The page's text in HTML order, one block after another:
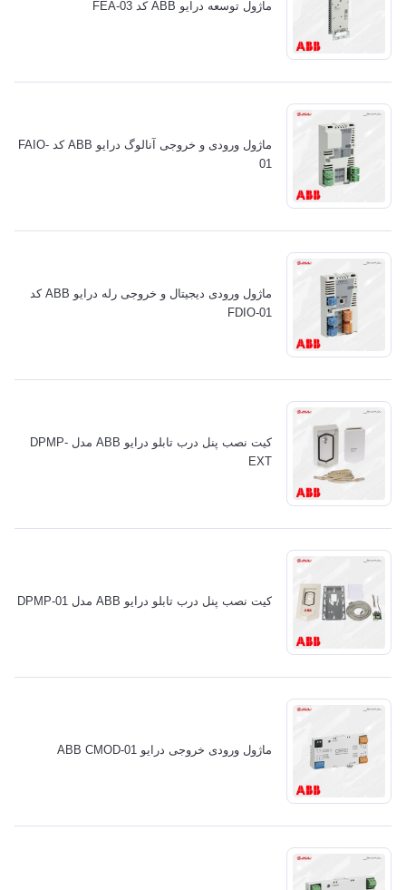
ماژول توسعه درایو ABB کد FEA-03
ماژول ورودی و خروجی آنالوگ درایو ABB کد FAIO-
01
ماژول ورودی دیجیتال و خروجی رله درایو ABB کد
FDIO-01
کیت نصب پنل درب تابلو درایو ABB مدل DPMP-
EXT
کیت نصب پنل درب تابلو درایو ABB مدل DPMP-01
ماژول ورودی خروجی درایو ABB CMOD-01